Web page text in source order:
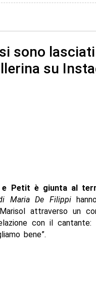
sono
su
e Petit è giunta al
Maria De Filippi
attraverso un
con il cantante:
bene”.